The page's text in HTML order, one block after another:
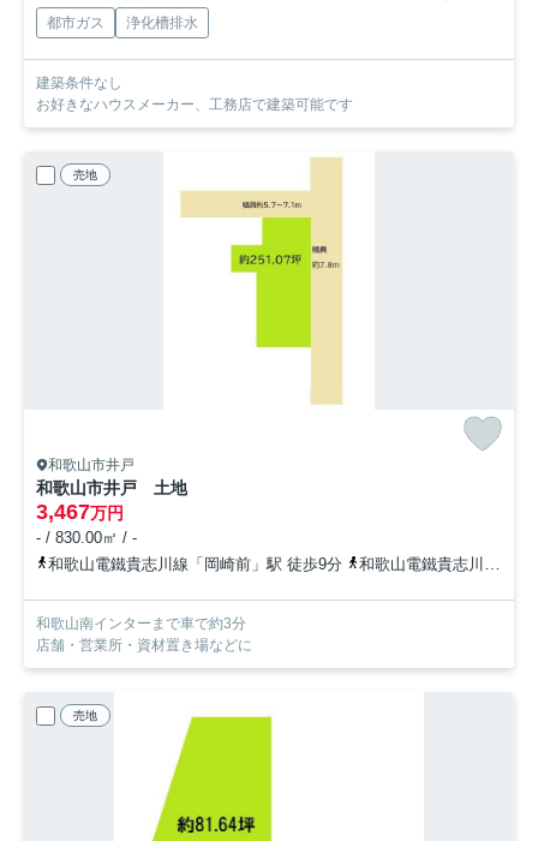
都市ガス 浄化槽排水
建築条件なし
お好きなハウスメーカー、工務店で建築可能です
売地
和歌山市井戸
和歌山市井戸 土地
3,467万円
- / 830.00㎡ / -
和歌山電鐵貴志川線「岡崎前」駅 徒歩9分
和歌山電鐵貴志川線「吉礼」駅 徒歩18分
和歌山南インターまで車で約3分
店舗・営業所・資材置き場などに
売地